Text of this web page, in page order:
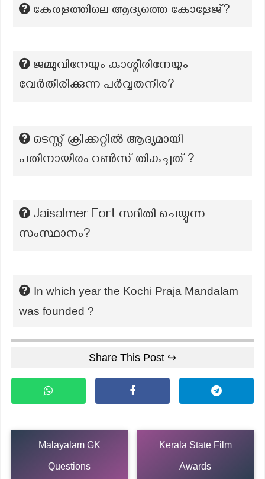
കേരളത്തിലെ ആദ്യത്തെ കോളേജ്?
ജമ്മുവിനേയും കാശ്മീരിനേയും
വേർതിരിക്കുന്ന പർവ്വതനിര?
ടെസ്റ്റ് ക്രിക്കറ്റിൽ ആദ്യമായി
പതിനായിരം റൺസ് തികച്ചത് ?
Jaisalmer Fort സ്ഥിതി ചെയ്യുന്ന
സംസ്ഥാനം?
In which year the Kochi Praja Mandalam
was founded ?
Share This Post ↪
Malayalam GK
Questions
Kerala State Film
Awards